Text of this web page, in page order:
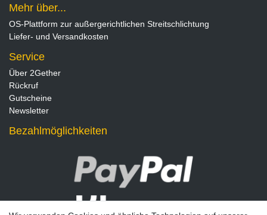
Mehr über...
OS-Plattform zur außergerichtlichen Streitschlichtung
Liefer- und Versandkosten
Service
Über 2Gether
Rückruf
Gutscheine
Newsletter
Bezahlmöglichkeiten